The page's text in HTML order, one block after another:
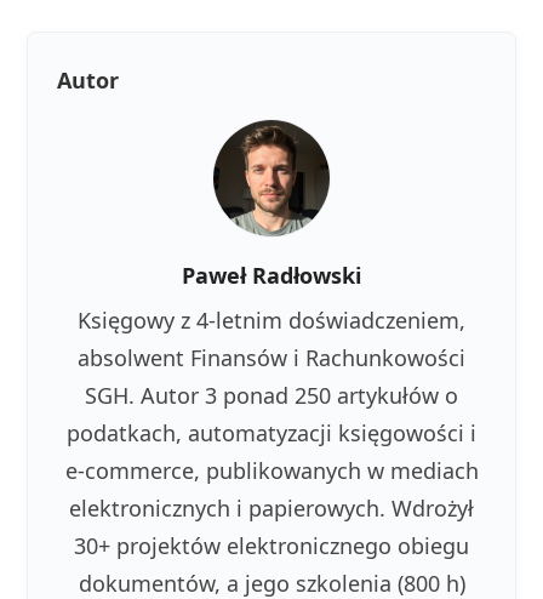
Autor
Paweł Radłowski
Księgowy z 4-letnim doświadczeniem,
absolwent Finansów i Rachunkowości
SGH. Autor 3 ponad 250 artykułów o
podatkach, automatyzacji księgowości i
e-commerce, publikowanych w mediach
elektronicznych i papierowych. Wdrożył
30+ projektów elektronicznego obiegu
dokumentów, a jego szkolenia (800 h)